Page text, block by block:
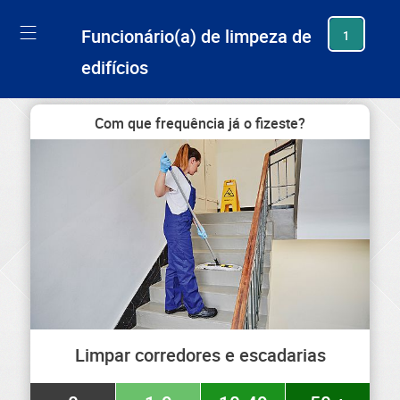
Funcionário(a) de limpeza de
edifícios
1
Com que frequência já o fizeste?
Limpar corredores e escadarias